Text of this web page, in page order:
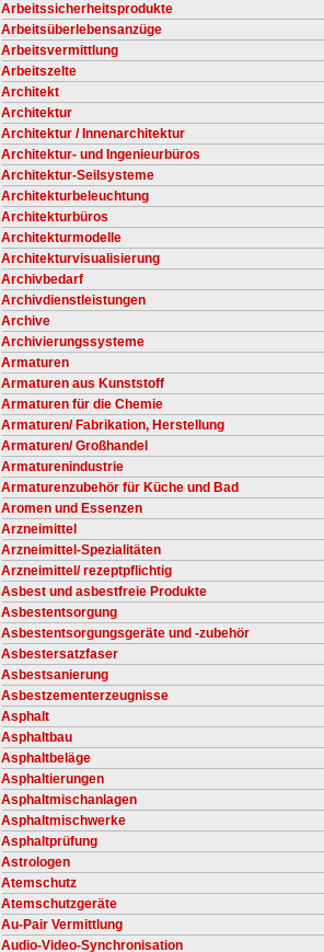
Arbeitssicherheitsprodukte
Arbeitsüberlebensanzüge
Arbeitsvermittlung
Arbeitszelte
Architekt
Architektur
Architektur / Innenarchitektur
Architektur- und Ingenieurbüros
Architektur-Seilsysteme
Architekturbeleuchtung
Architekturbüros
Architekturmodelle
Architekturvisualisierung
Archivbedarf
Archivdienstleistungen
Archive
Archivierungssysteme
Armaturen
Armaturen aus Kunststoff
Armaturen für die Chemie
Armaturen/ Fabrikation, Herstellung
Armaturen/ Großhandel
Armaturenindustrie
Armaturenzubehör für Küche und Bad
Aromen und Essenzen
Arzneimittel
Arzneimittel-Spezialitäten
Arzneimittel/ rezeptpflichtig
Asbest und asbestfreie Produkte
Asbestentsorgung
Asbestentsorgungsgeräte und -zubehör
Asbestersatzfaser
Asbestsanierung
Asbestzementerzeugnisse
Asphalt
Asphaltbau
Asphaltbeläge
Asphaltierungen
Asphaltmischanlagen
Asphaltmischwerke
Asphaltprüfung
Astrologen
Atemschutz
Atemschutzgeräte
Au-Pair Vermittlung
Audio-Video-Synchronisation